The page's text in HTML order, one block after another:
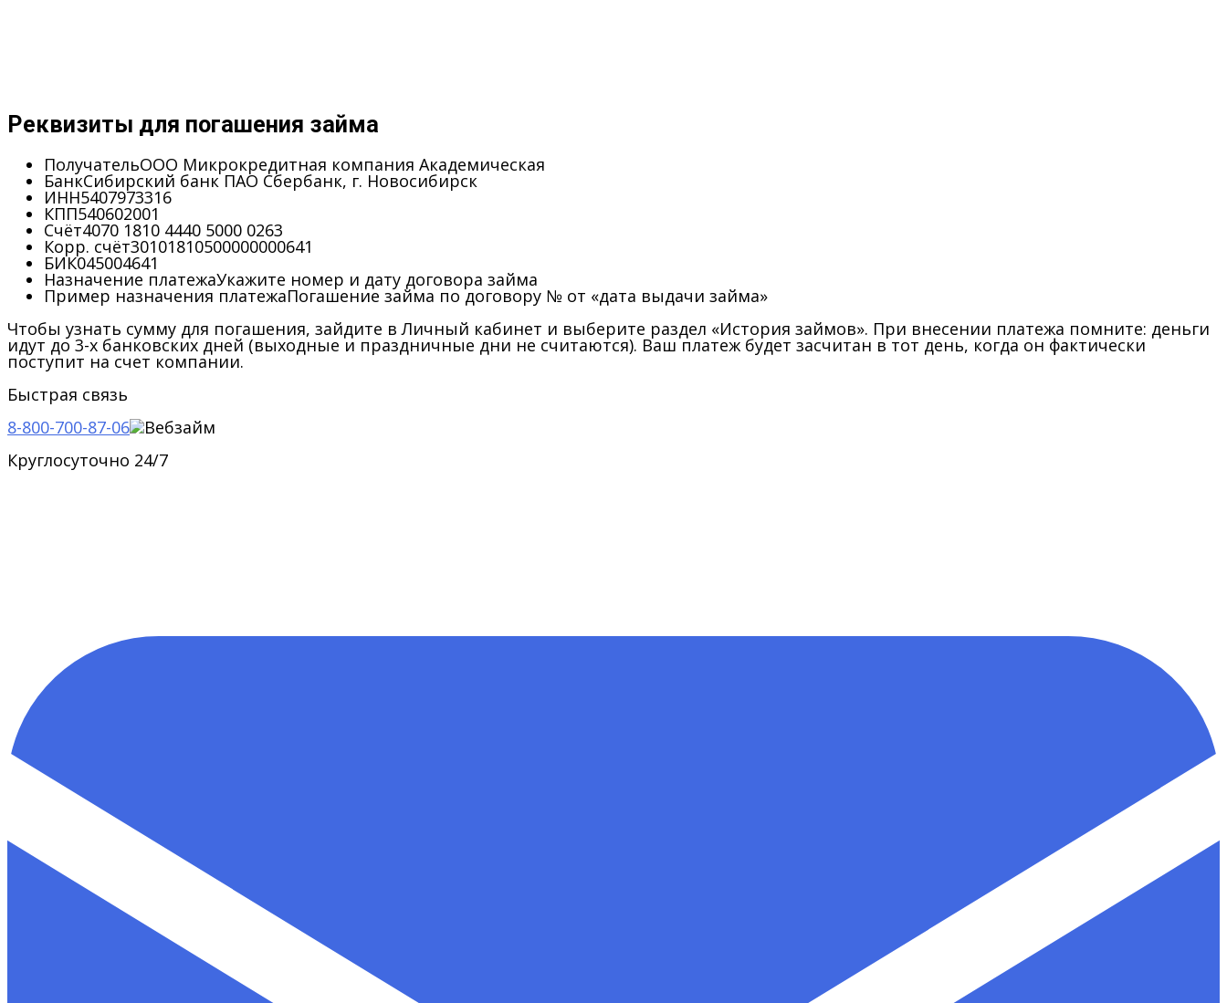
Реквизиты для погашения займа
ПолучательООО Микрокредитная компания Академическая
БанкСибирский банк ПАО Сбербанк, г. Новосибирск
ИНН5407973316
КПП540602001
Счёт4070 1810 4440 5000 0263
Корр. счёт30101810500000000641
БИК045004641
Назначение платежаУкажите номер и дату договора займа
Пример назначения платежаПогашение займа по договору № от «дата выдачи займа»
Чтобы узнать сумму для погашения, зайдите в Личный кабинет и выберите раздел «История займов». При внесении платежа помните: деньги
идут до 3-х банковских дней (выходные и праздничные дни не считаются). Ваш платеж будет засчитан в тот день, когда он фактически
поступит на счет компании.
Быстрая связь
8-800-700-87-06
Круглосуточно 24/7